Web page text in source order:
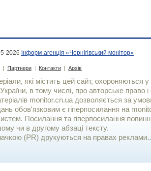
2026 Інформ-агенція «Чернігівський монітор»
| Партнери | Контакти | Архів
які містить цей сайт, охороняються у
в тому числі, про авторське право і
monitor.cn.ua дозволяється за
обов'язковим є гiперпосилання на
Посилання та гіперпосилання
чи в другому абзаці тексту.
(PR) друкуються на правах реклами..